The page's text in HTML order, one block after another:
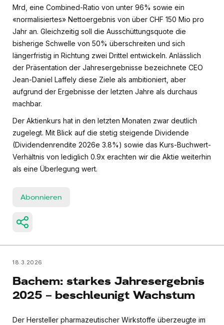
Mrd, eine Combined-Ratio von unter 96% sowie ein
«normalisiertes» Nettoergebnis von über CHF 150 Mio pro
Jahr an. Gleichzeitig soll die Ausschüttungsquote die
bisherige Schwelle von 50% überschreiten und sich
längerfristig in Richtung zwei Drittel entwickeln. Anlässlich
der Präsentation der Jahresergebnisse bezeichnete CEO
Jean-Daniel Laffely diese Ziele als ambitioniert, aber
aufgrund der Ergebnisse der letzten Jahre als durchaus
machbar.
Der Aktienkurs hat in den letzten Monaten zwar deutlich
zugelegt. Mit Blick auf die stetig steigende Dividende
(Dividendenrendite 2026e 3.8%) sowie das Kurs-Buchwert-
Verhältnis von lediglich 0.9x erachten wir die Aktie weiterhin
als eine Überlegung wert.
Abonnieren
18.3.2026
Bachem: starkes Jahresergebnis
2025 – beschleunigt Wachstum
Der Hersteller pharmazeutischer Wirkstoffe überzeugte im